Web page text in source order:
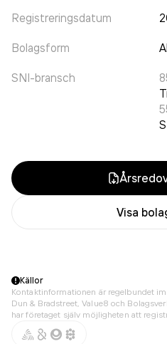
Registreringsdatum
Bolagsform
SNI-bransch
Visa
Källor
Kontaktinformationen är regelbundet
Dun & Bradstreet, Value8 och
har företaget själv möjligheten att